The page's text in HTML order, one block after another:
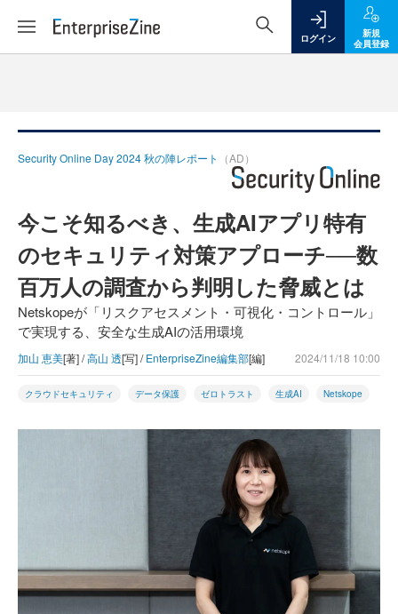
ログイン
新規
会員登録
Security Online Day 2024 秋の陣レポート （AD）
今こそ知るべき、生成AIアプリ特有
のセキュリティ対策アプローチ──数
百万人の調査から判明した脅威とは
Netskopeが「リスクアセスメント・可視化・コントロール」
で実現する、安全な生成AIの活用環境
加山 恵美[著] /高山 透[写] /EnterpriseZine編集部[編] 2024/11/18 10:00
クラウドセキュリティ データ保護 ゼロトラスト 生成AI Netskope